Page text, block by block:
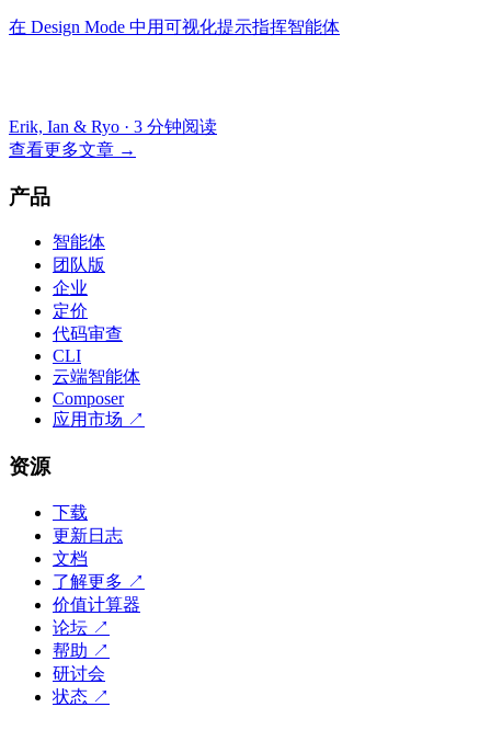
在 Design Mode 中用可视化提示指挥智能体
Erik, Ian & Ryo · 3 分钟阅读
查看更多文章 →
产品
智能体
团队版
企业
定价
代码审查
CLI
云端智能体
Composer
应用市场 ↗
资源
下载
更新日志
文档
了解更多 ↗
价值计算器
论坛 ↗
帮助 ↗
研讨会
状态 ↗